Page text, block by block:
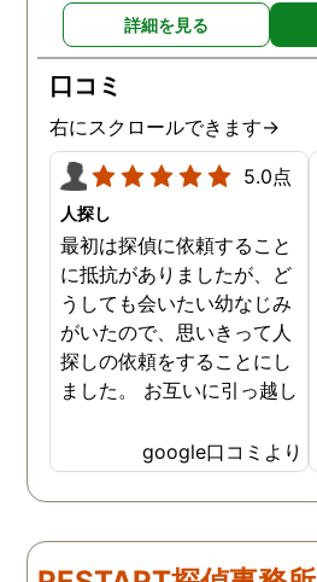
詳細を見る
口コミ
右にスクロールできます→
5.0点
人探し
最初は探偵に依頼すること
に抵抗がありましたが、ど
うしても会いたい幼なじみ
がいたので、思いきって人
探しの依頼をすることにし
ました。 お互いに引っ越し
いる情報も少なかったの
で、難しいかなと思ってい
たのですが、見事に探して
ました。うれしくてお互い
google口コミより